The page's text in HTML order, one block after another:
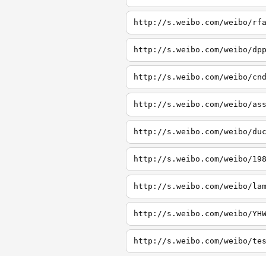
http://s.weibo.com/weibo/rfa
http://s.weibo.com/weibo/dpp
http://s.weibo.com/weibo/cnd
http://s.weibo.com/weibo/ass
http://s.weibo.com/weibo/
http://s.weibo.com/weibo/
http://s.weibo.com/weibo/
http://s.weibo.com/weibo/
http://s.weibo.com/weibo/